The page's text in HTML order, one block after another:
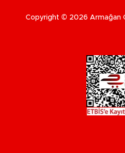
Copyright © 2026 Armağan